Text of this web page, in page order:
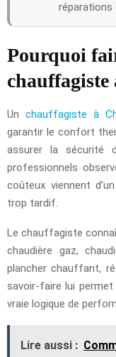
réparations
Pourquoi
chauffagiste
Un chauffagiste à
garantir le confort
assurer la sécurité
professionnels
coûteux viennent
trop tardif.
Le chauffagiste
chaudière gaz,
plancher chauffant,
savoir-faire lui permet
vraie logique de
Lire aussi :